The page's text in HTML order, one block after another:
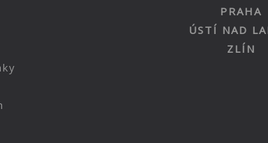
PRAHA
ÚSTÍ NAD
ZLÍN